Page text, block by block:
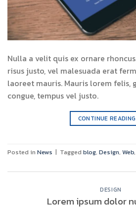
Nulla a velit quis ex ornare
risus justo, vel malesuada erat
laoreet mauris. Mauris lorem felis,
congue, tempus vel justo.
CONTINUE READING
Posted in News | Tagged blog, Design, Web,
DESIGN
Lorem ipsum dolor